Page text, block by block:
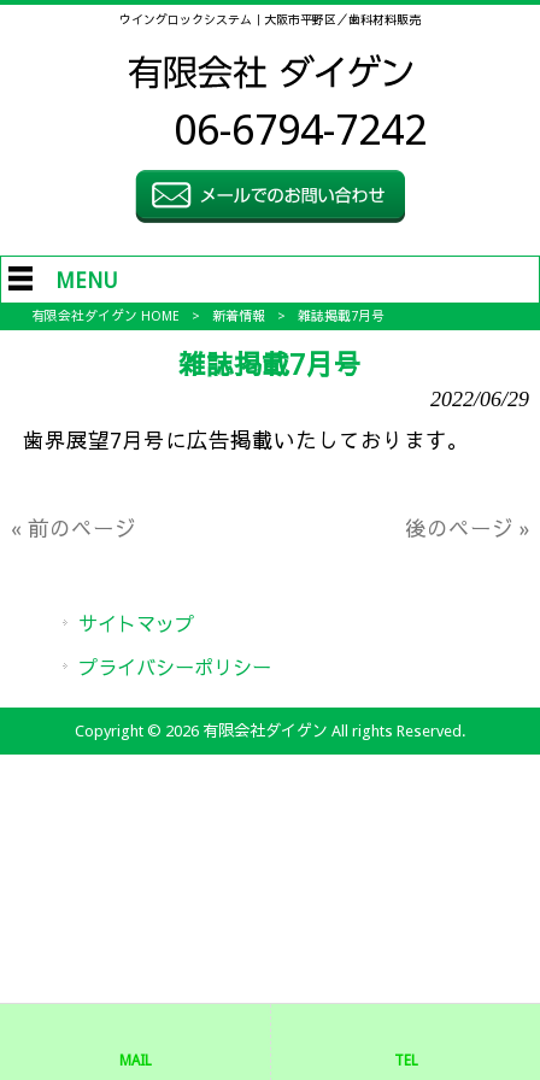
ウイングロックシステム｜大阪市平野区／歯科材料販売
06-6794-7242
MENU
有限会社ダイゲン HOME > 新着情報 > 雑誌掲載7月号
雑誌掲載7月号
2022/06/29
歯界展望7月号に広告掲載いたしております。
« 前のページ 後のページ »
サイトマップ
プライバシーポリシー
Copyright © 2026 有限会社ダイゲン All rights Reserved.
MAIL TEL